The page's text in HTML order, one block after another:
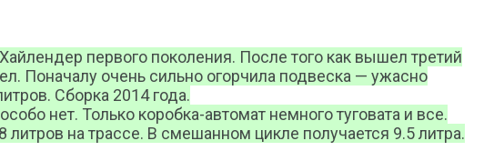
первого поколения. После того как вышел третий
Поначалу очень сильно огорчила подвеска — ужасно
Сборка 2014 года.
нет. Только коробка-автомат немного туговата и все.
на трассе. В смешанном цикле получается 9.5 литра.